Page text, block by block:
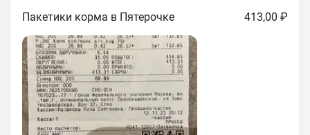
Пакетики корма в Пятерочке 413,00 ₽